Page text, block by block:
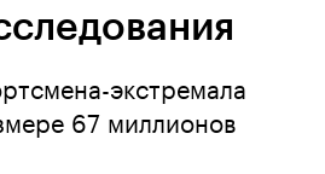
экстремала
67 миллионов